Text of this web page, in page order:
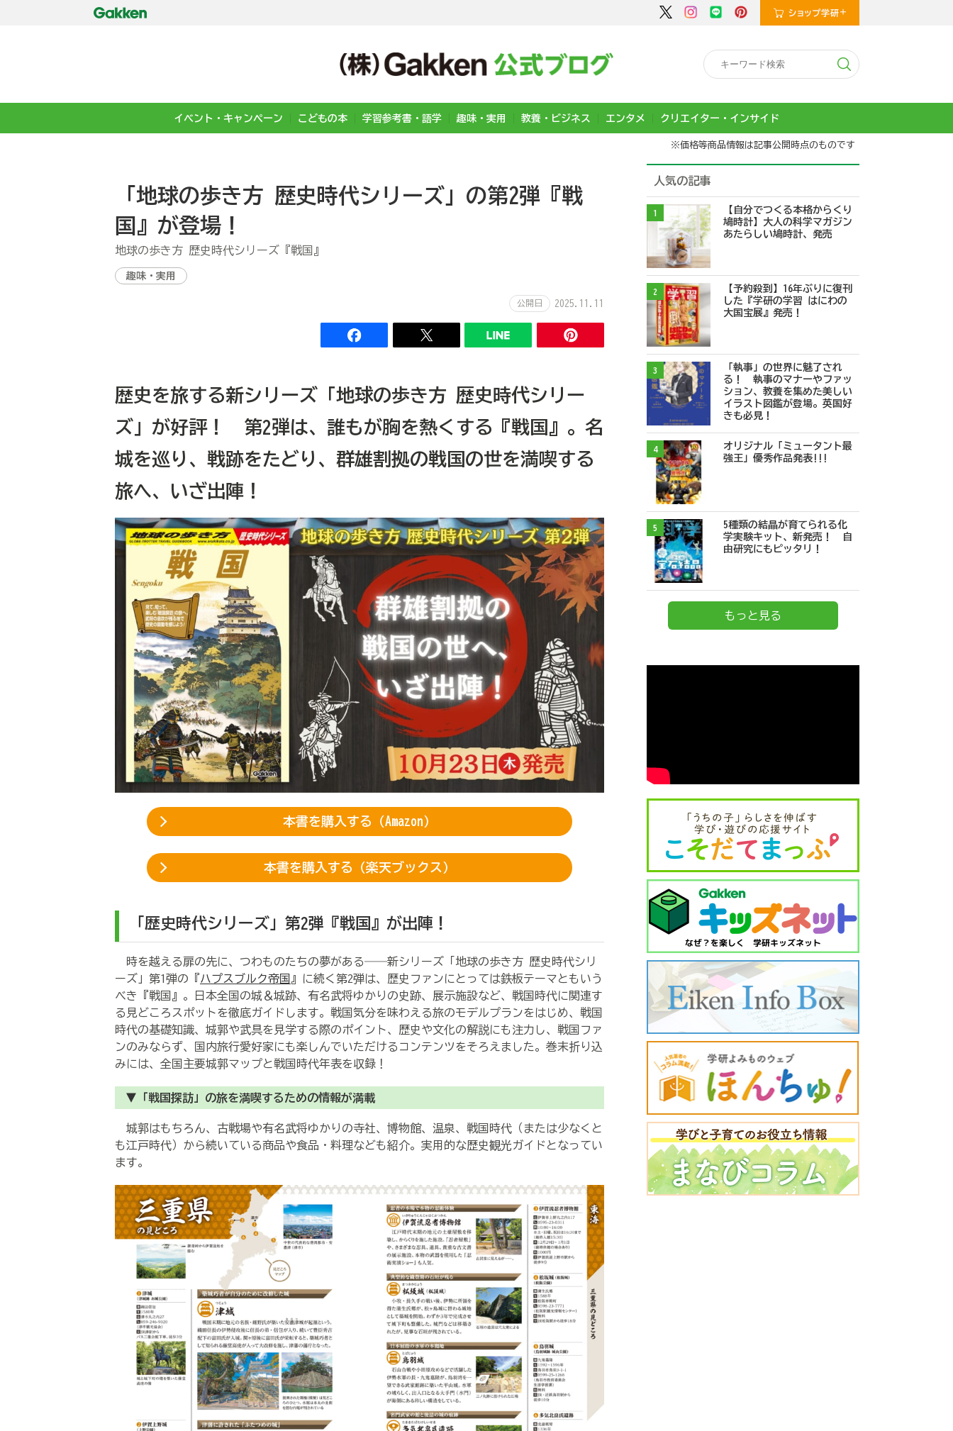
イベント・キャンペーン こどもの本 学習参考書・語学 趣味・実用 教養・ビジネス エンタメ クリエイター・インサイド
※価格等商品情報は記事公開時点のものです
「地球の歩き方 歴史時代シリーズ」の第2弾『戦
国』が登場！
地球の歩き方 歴史時代シリーズ『戦国』
趣味・実用
公開日 2025.11.11
歴史を旅する新シリーズ「地球の歩き方 歴史時代シリー
ズ」が好評！ 第2弾は、誰もが胸を熱くする『戦国』。名
城を巡り、戦跡をたどり、群雄割拠の戦国の世を満喫する
旅へ、いざ出陣！
本書を購入する（Amazon）
本書を購入する（楽天ブックス）
「歴史時代シリーズ」第2弾『戦国』が出陣！
時を越える扉の先に、つわものたちの夢がある――新シリーズ「地球の歩き方 歴史時代シリ
ーズ」第1弾の『ハプスブルク帝国 』に続く第2弾は、歴史ファンにとっては鉄板テーマともいう
べき『戦国』。日本全国の城＆城跡、有名武将ゆかりの史跡、展示施設など、戦国時代に関連す
る見どころスポットを徹底ガイドします。戦国気分を味わえる旅のモデルプランをはじめ、戦国
時代の基礎知識、城郭や武具を見学する際のポイント、歴史や文化の解説にも注力し、戦国ファ
ンのみならず、国内旅行愛好家にも楽しんでいただけるコンテンツをそろえました。巻末折り込
みには、全国主要城郭マップと戦国時代年表を収録！
▼「戦国探訪」の旅を満喫するための情報が満載
城郭はもちろん、古戦場や有名武将ゆかりの寺社、博物館、温泉、戦国時代（または少なくと
も江戸時代）から続いている商品や食品・料理なども紹介。実用的な歴史観光ガイドとなってい
ます。
人気の記事
1
【自分でつくる本格からくり
鳩時計】大人の科学マガジン
あたらしい鳩時計、発売
2
【予約殺到】16年ぶりに復刊
した『学研の学習 はにわの
大国宝展』発売！
3
「執事」の世界に魅了され
る！ 執事のマナーやファッ
ション、教養を集めた美しい
イラスト図鑑が登場。英国好
きも必見！
4
オリジナル「ミュータント最
強王」優秀作品発表!!!
5
5種類の結晶が育てられる化
学実験キット、新発売！ 自
由研究にもピッタリ！
もっと見る